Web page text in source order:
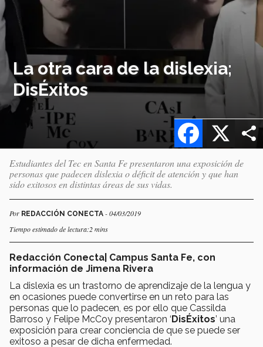
La otra cara de la dislexia;
DisÉxitos
X
Facebook
Estudiantes del Tec en Santa Fe presentaron una exposición de
personas que padecen dislexia o déficit de atención y que han
sido exitosos en distintas áreas de sus vidas.
Por REDACCIÓN CONECTA - 04/03/2019
Tiempo estimado de lectura:2 mins
Redacción Conecta| Campus Santa Fe, con
información de Jimena Rivera
La dislexia es un trastorno de aprendizaje de la lengua y
en ocasiones puede convertirse en un reto para las
personas que lo padecen, es por ello que Cassilda
Barroso y Felipe McCoy presentaron ‘DisÉxitos’ una
exposición para crear conciencia de que se puede ser
exitoso a pesar de dicha enfermedad.